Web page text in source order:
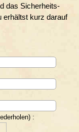
das Sicherheits-
erhältst kurz darauf
: